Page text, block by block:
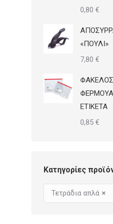
0,80 €
«ΠΟΥΛΙ»
7,80 €
ΕΤΙΚΕΤΑ
0,85 €
Κατηγορίες
×
Τετράδια απλά